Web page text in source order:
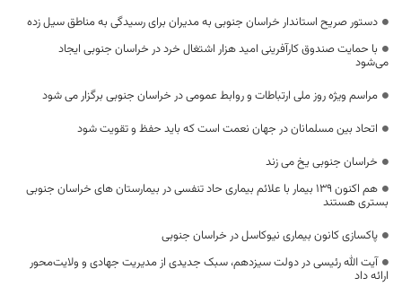
دستور صریح استاندار خراسان جنوبی به مدیران برای رسیدگی به مناطق سیل زده
با حمایت صندوق کارآفرینی امید هزار اشتغال خرد در خراسان جنوبی ایجاد
می‌شود
مراسم ویژه روز ملی ارتباطات و روابط عمومی در خراسان جنوبی برگزار می شود
اتحاد بین مسلمانان در جهان نعمت است که باید حفظ و تقویت شود
خراسان جنوبی یخ می زند
هم اکنون 139 بیمار با علائم بیماری حاد تنفسی در بیمارستان های خراسان جنوبی
بستری هستند
پاکسازی کانون بیماری نیوکاسل در خراسان جنوبی
آیت الله رئیسی در دولت سیزدهم، سبک جدیدی از مدیریت جهادی و ولایت‌محور
ارائه داد